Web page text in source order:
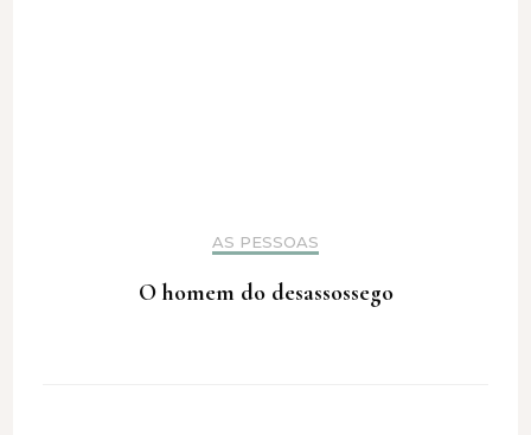
AS PESSOAS
O homem do desassossego